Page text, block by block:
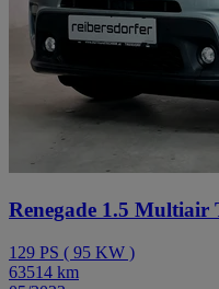
Renegade 1.5
129 PS ( 95 KW )
63514 km